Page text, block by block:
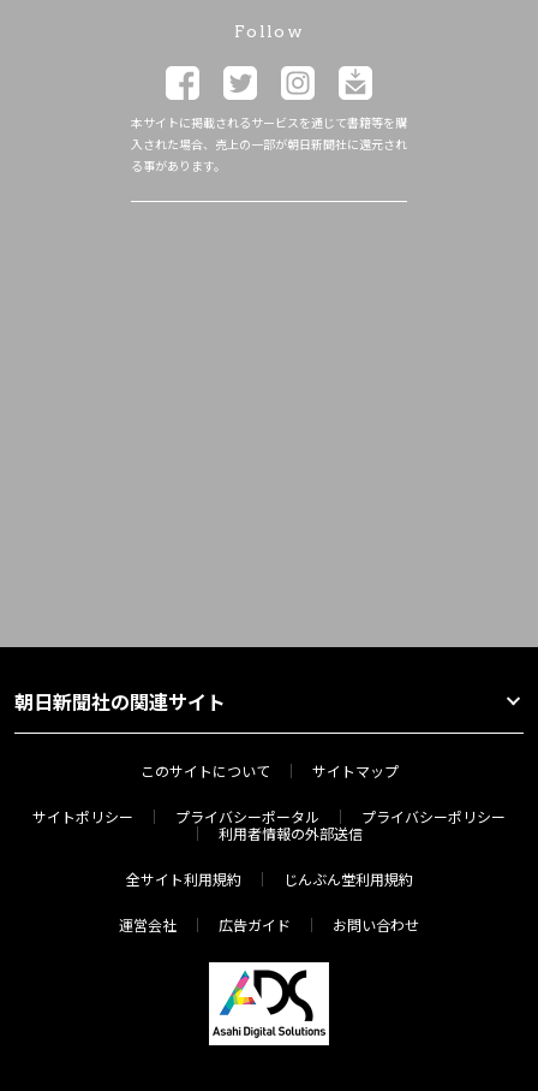
Follow
本サイトに掲載されるサービスを通じて書籍等を購
入された場合、売上の一部が朝日新聞社に還元され
る事があります。
朝日新聞社の関連サイト
このサイトについて サイトマップ
サイトポリシー プライバシーポータル
プライバシーポリシー
利用者情報の外部送信
全サイト利用規約 じんぶん堂利用規約
運営会社 広告ガイド お問い合わせ